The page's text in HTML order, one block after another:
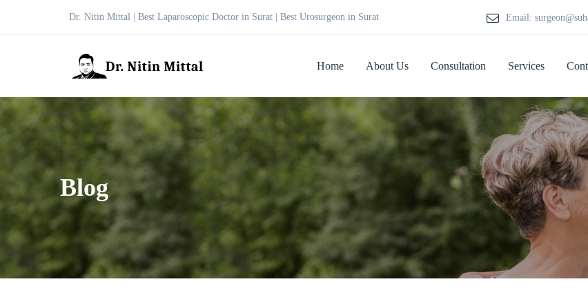
Dr. Nitin Mittal | Best Laparoscopic Doctor in Surat | Best Urosurgeon in Surat Email:
Home About Us Consultation Services
Blog